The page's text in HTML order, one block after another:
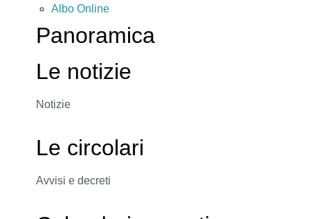
Albo Online
Panoramica
Le notizie
Notizie
Le circolari
Avvisi e decreti